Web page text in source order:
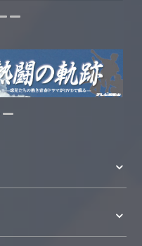
ここ押し！】の情報を更